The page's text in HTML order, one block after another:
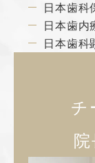
日本歯科
日本歯内
日本歯科
チ